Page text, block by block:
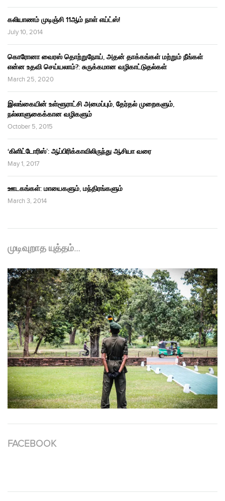
கலியாணம் முடிஞ்சி 11ஆம் நாள் எய்ட்ஸ்!
July 10, 2014
கொரோனா வைரஸ் தொற்றுநோய், அதன் தாக்கங்கள் மற்றும் நீங்கள்
என்ன உதவி செய்யலாம்?: சுருக்கமான வழிகாட்டுதல்கள்
March 25, 2020
இலங்கையின் உள்ளூராட்சி அமைப்பும், தேர்தல் முறைகளும்,
நல்லாளுகைக்கான வழிகளும்
October 5, 2015
‘கிளிட்டோரிஸ்’: ஆப்பிரிக்காவிலிருந்து ஆசியா வரை
May 1, 2017
ஊடகங்கள்: மாயைகளும், மந்திரங்களும்
March 3, 2014
முடிவுறாத யுத்தம்…
FACEBOOK